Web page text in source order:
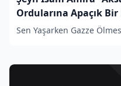
Ordularına Apaçık
Sen Yaşarken Gazze